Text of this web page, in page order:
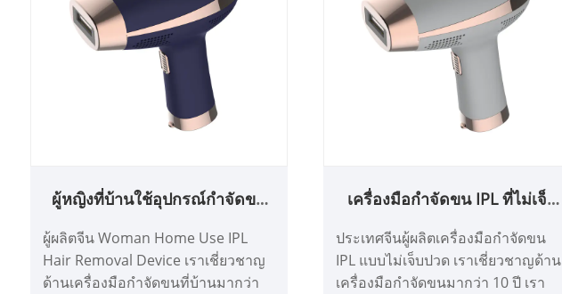
ผู้หญิงที่บ้านใช้อุปกรณ์กำจัดขน
ผู้ผลิตจีน Woman Home Use IPL
Hair Removal Device เราเชี่ยวชาญ
ด้านเครื่องมือกำจัดขนที่บ้านมากว่า
เครื่องมือกำจัดขน IPL ที่ไม่เจ็บ
ประเทศจีนผู้ผลิตเครื่องมือกำจัดขน
IPL แบบไม่เจ็บปวด เราเชี่ยวชาญด้าน
เครื่องมือกำจัดขนมากว่า 10 ปี เรา